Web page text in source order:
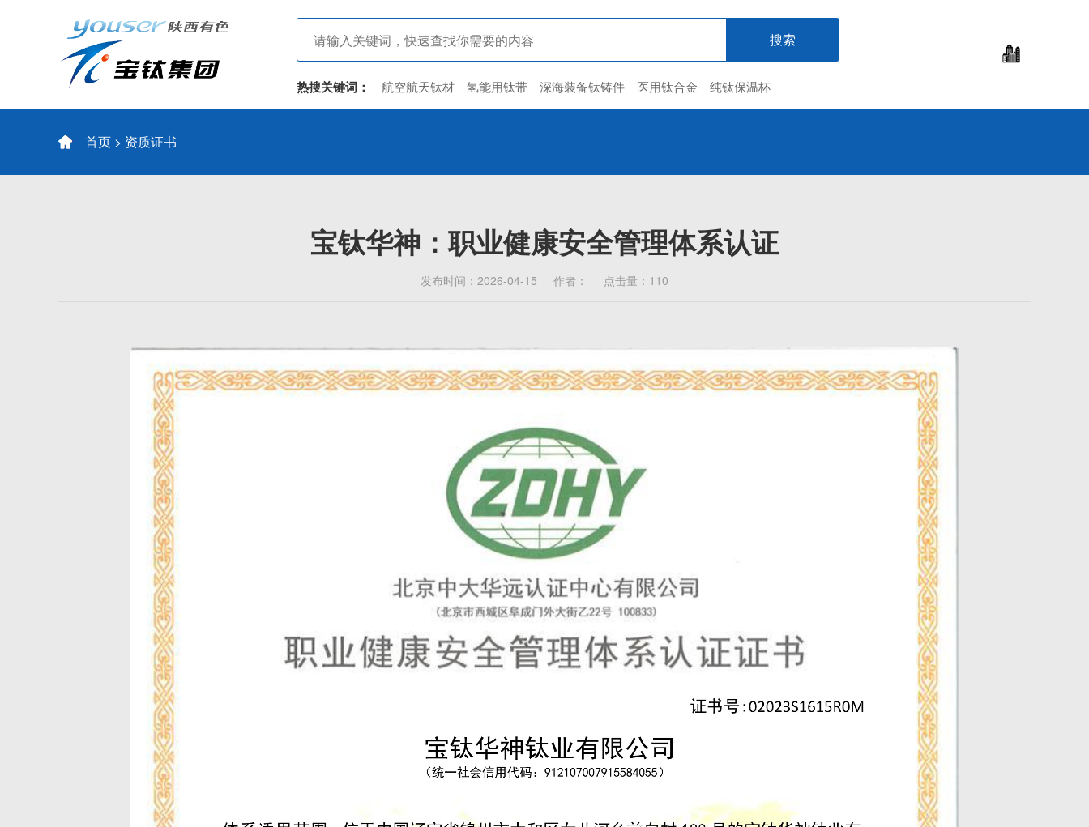
热搜关键词： 航空航天钛材 氢能用钛带 深海装备钛铸件 医用钛合金 纯钛保温杯
首页 > 资质证书
宝钛华神：职业健康安全管理体系认证
发布时间：2026-04-15 作者： 点击量：110